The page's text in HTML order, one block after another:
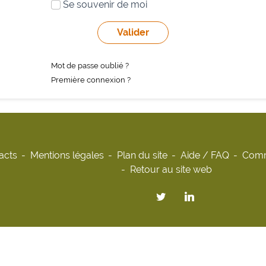
Se souvenir de moi
Mot de passe oublié ?
Première connexion ?
Mentions légales Plan du site Aide / FAQ
Retour au site web